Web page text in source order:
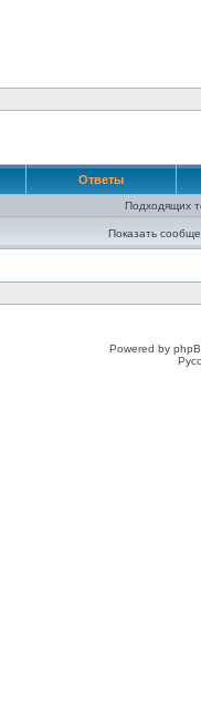
Ответы
Подходящих
Показать
Powered by